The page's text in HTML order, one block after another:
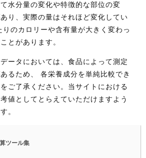
水分量の変化や特徴的な部位の変
り、実際の量はそれほど変化してい
のカロリーや含有量が大きく変わっ
とがあります。
ータにおいては、食品によって測定
るため、 各栄養成分を単純比較でき
ご了承ください。当サイトにおける
値としてとらえていただけますよう
。
ツール集